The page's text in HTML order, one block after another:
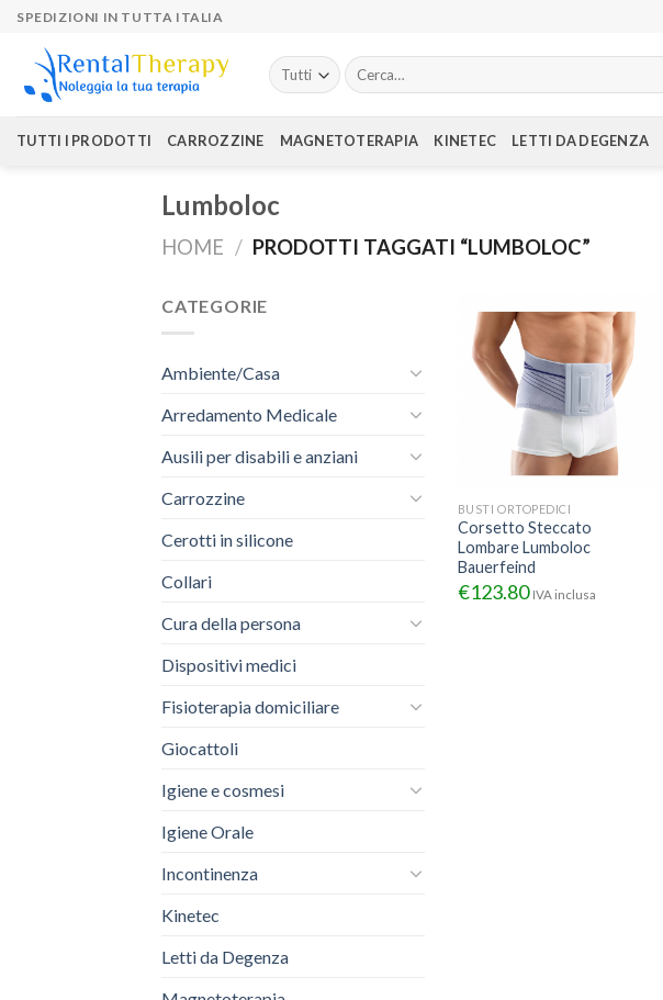
Skip
content
SPEDIZIONI IN TUTTA ITALIA
Cerca:
TUTTI I PRODOTTI CARROZZINE MAGNETOTERAPIA KINETEC LETTI DA DEGENZA
Lumboloc
HOME / PRODOTTI TAGGATI “LUMBOLOC”
CATEGORIE
Ambiente/Casa
Arredamento Medicale
Ausili per disabili e anziani
Carrozzine
Cerotti in silicone
Collari
Cura della persona
Dispositivi medici
Fisioterapia domiciliare
Giocattoli
Igiene e cosmesi
Igiene Orale
Incontinenza
Kinetec
Letti da Degenza
BUSTI ORTOPEDICI
Corsetto Steccato
Lombare Lumboloc
Bauerfeind
€123.80 IVA inclusa